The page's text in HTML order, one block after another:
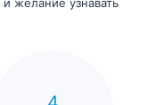
желание узнавать